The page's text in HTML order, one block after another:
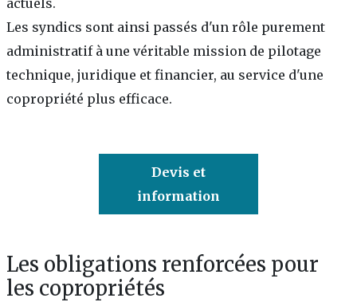
Les syndics sont ainsi passés d'un rôle purement
administratif à une véritable mission de pilotage
technique, juridique et financier, au service d'une
copropriété plus efficace.
Devis et
information
Les obligations renforcées pour
les copropriétés